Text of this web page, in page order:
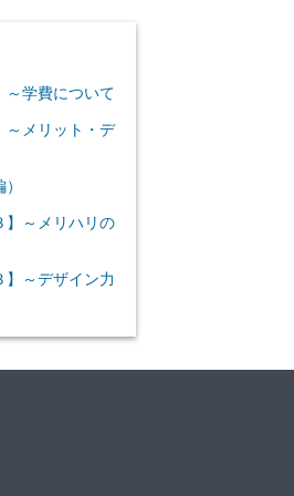
～学費について
～メリット・デ
】～メリハリの
】～デザイン力